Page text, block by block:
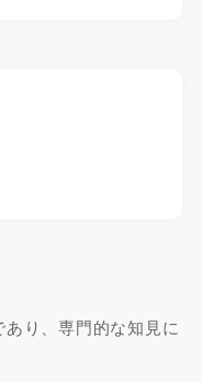
り、専門的な知見に